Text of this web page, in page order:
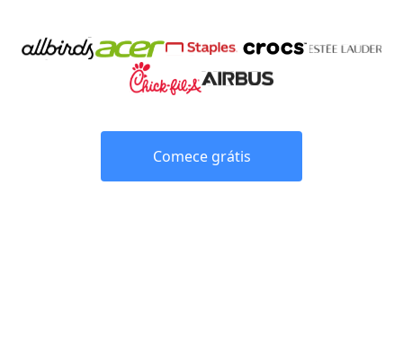
Comece grátis